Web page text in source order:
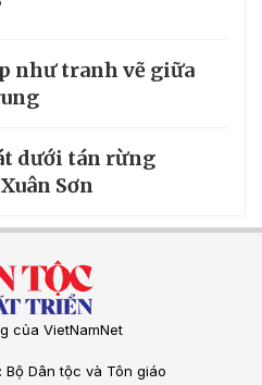
như tranh vẽ giữa
dưới tán rừng
Sơn
của VietNamNet
Dân tộc và Tôn giáo